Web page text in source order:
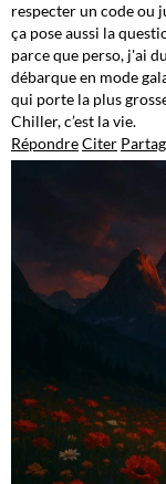
respecter un code ou
ça pose aussi la
parce que perso, j'ai
débarque en mode
qui porte la plus
Chiller, c’est la vie.
RépondreCiter